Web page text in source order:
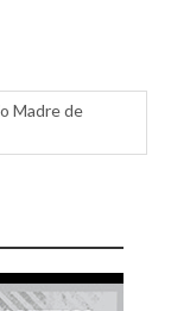
Madre de